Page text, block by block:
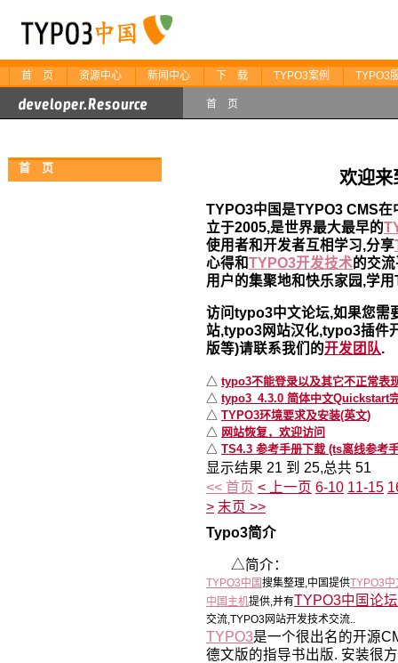
首 页 资源中心 新闻中心 下 载 TYPO3案例 TYPO3
首 页
首 页
欢迎
TYPO3中国是TYPO3 CMS
立于2005,是世界最大最早的
使用者和开发者互相学习,分享
心得和TYPO3开发技术的交
用户的集聚地和快乐家园,学
访问typo3中文论坛,如果您需
站,typo3网站汉化,typo3插件
版等)请联系我们的开发团队.
△ typo3不能登录以及其它不正常表
△ typo3_4.3.0 简体中文Quickstart
△ TYPO3环境要求及安装(英文)
△ 网站恢复，欢迎访问
△ TS4.3 参考手册下载 (ts离线参考
显示结果 21 到 25,总共 51
<< 首页 < 上一页 6-10 11-15
> 末页 >>
Typo3简介
△简介：
TYPO3中国搜集整理,中国提供TYPO3中
中国主机提供,并有TYPO3中国论坛
交流,TYPO3网站开发技术交流..
TYPO3是一个很出名的开源
德文版的指导书出版. 安装很